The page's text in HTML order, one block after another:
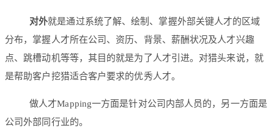
对外就是通过系统了解、绘制、掌握外部关键人才的区域
分布，掌握人才所在公司、资历、背景、薪酬状况及人才兴趣
点、跳槽动机等等，其目的就是为了人才引进。对猎头来说，就
是帮助客户挖猎适合客户要求的优秀人才。
做人才Mapping一方面是针对公司内部人员的，另一方面是
公司外部同行业的。